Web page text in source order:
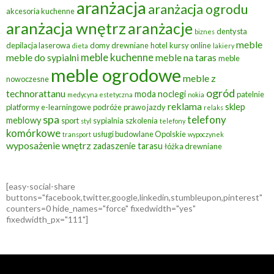
akcesoria kuchenne aranżacja aranżacja ogrodu
aranżacja wnętrzaranżacje biznes dentysta
depilacja laserowa dieta domy drewnianehotel kursy online lakiery meble
meble do sypialni meble kuchennemeble na taras meble
nowoczesne meble ogrodowe meble z
technorattanu medycyna estetyczna moda noclegi nokia ogród patelnie
platformy e-learningowepodróżeprawo jazdyreklama relaks sklep
meblowy spa sport styl sypialnia szkolenia telefony telefony
komórkowe transport usługi budowlane Opolskie wypoczynek
wyposażenie wnętrz zadaszenie tarasu łóżka drewniane
[easy-social-share
buttons="facebook,twitter,google,linkedin,stumbleupon,pinterest"
counters=0 hide_names="force" fixedwidth="yes"
fixedwidth_px="111"]